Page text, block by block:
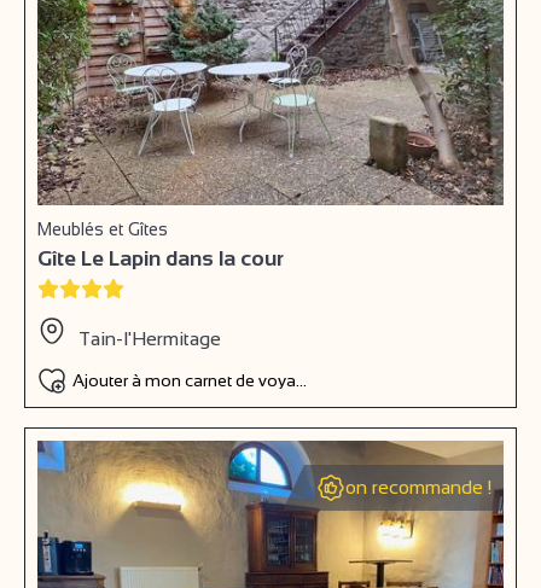
Meublés et Gîtes
Gîte Le Lapin dans la cour
Tain-l'Hermitage
Ajouter à mon carnet de voyage
on recommande !